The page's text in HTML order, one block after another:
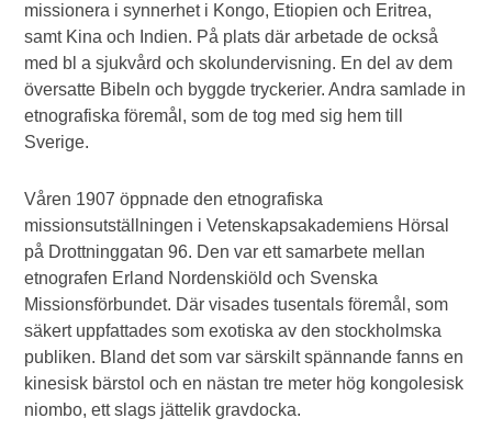
missionera i synnerhet i Kongo, Etiopien och Eritrea,
samt Kina och Indien. På plats där arbetade de också
med bl a sjukvård och skolundervisning. En del av dem
översatte Bibeln och byggde tryckerier. Andra samlade in
etnografiska föremål, som de tog med sig hem till
Sverige.
Våren 1907 öppnade den etnografiska
missionsutställningen i Vetenskapsakademiens Hörsal
på Drottninggatan 96. Den var ett samarbete mellan
etnografen Erland Nordenskiöld och Svenska
Missionsförbundet. Där visades tusentals föremål, som
säkert uppfattades som exotiska av den stockholmska
publiken. Bland det som var särskilt spännande fanns en
kinesisk bärstol och en nästan tre meter hög kongolesisk
niombo, ett slags jättelik gravdocka.